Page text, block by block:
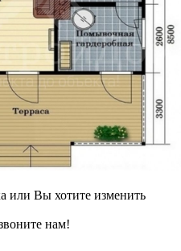
или Вы хотите изменить
нам!